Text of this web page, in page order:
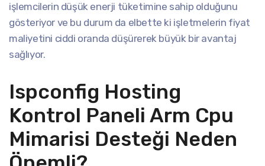
işlemcilerin düşük enerji tüketimine sahip olduğunu
gösteriyor ve bu durum da elbette ki işletmelerin fiyat
maliyetini ciddi oranda düşürerek büyük bir avantaj
sağlıyor.
Ispconfig Hosting
Kontrol Paneli Arm Cpu
Mimarisi Desteği Neden